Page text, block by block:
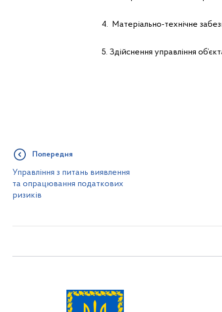
4. Матеріально-технічне
5. Здійснення управління
Попередня
Управління з питань виявлення
та опрацювання податкових
ризиків